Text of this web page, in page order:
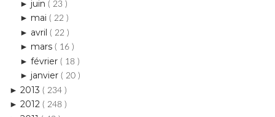
►mars( 16 )
► février( 18 )
► janvier( 20 )
2013( 234 )
2012( 248 )
2011( 43 )